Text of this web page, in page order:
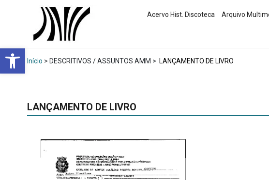
Abrir a barra de ferramentas
Acervo Hist. Discoteca Arquivo
Início > DESCRITIVOS / ASSUNTOS AMM > LANÇAMENTO DE LIVRO
LANÇAMENTO DE LIVRO